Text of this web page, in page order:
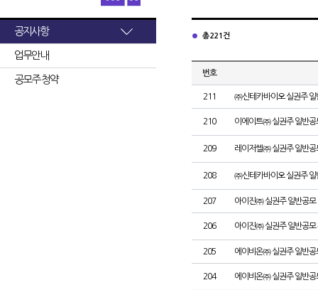
공지사항
업무안내
공모주 청약
총 221건
번호
211 ㈜신테카바이오 실권주 일
210 이에이트㈜ 실권주 일반공
209 레이저쎌㈜ 실권주 일반공
208 ㈜신테카바이오 실권주 일
207 아이진㈜ 실권주 일반공모
206 아이진㈜ 실권주 일반공모
205 에이비온㈜ 실권주 일반공
204 에이비온㈜ 실권주 일반공